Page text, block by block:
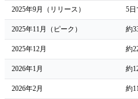
2025年9月（リリース） 5日
2025年11月（ピーク） 約
2025年12月 約
2026年1月 約
2026年2月 約